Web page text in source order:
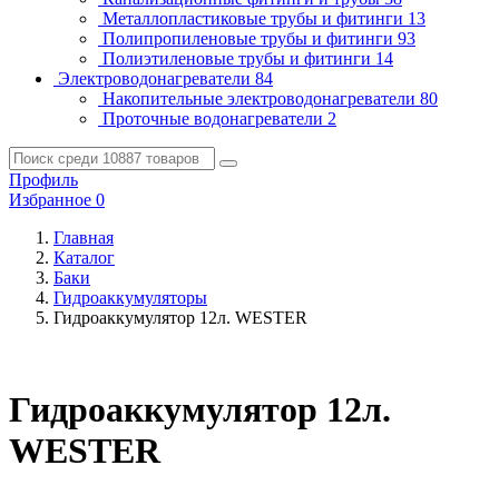
Металлопластиковые трубы и фитинги 13
Полипропиленовые трубы и фитинги 93
Полиэтиленовые трубы и фитинги 14
Электроводонагреватели 84
Накопительные электроводонагреватели 80
Проточные водонагреватели 2
Профиль
Избранное 0
Главная
Каталог
Баки
Гидроаккумуляторы
Гидроаккумулятор 12л. WESTER
Гидроаккумулятор 12л.
WESTER